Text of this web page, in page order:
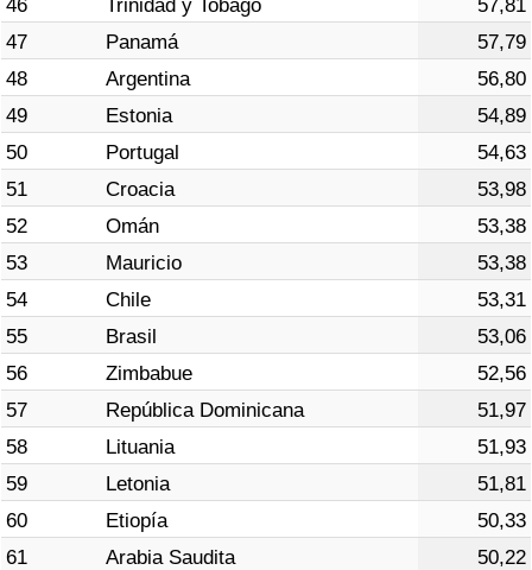
46 Trinidad y Tobago
57,81
47
Panamá
57,79
48
Argentina
56,80
49
Estonia
54,89
50
Portugal
54,63
51
Croacia
53,98
52
Omán
53,38
53
Mauricio
53,38
54
Chile
53,31
55
Brasil
53,06
56
Zimbabue
52,56
57
República Dominicana
51,97
58
Lituania
51,93
59
Letonia
51,81
60
Etiopía
50,33
61
Arabia Saudita
50,22